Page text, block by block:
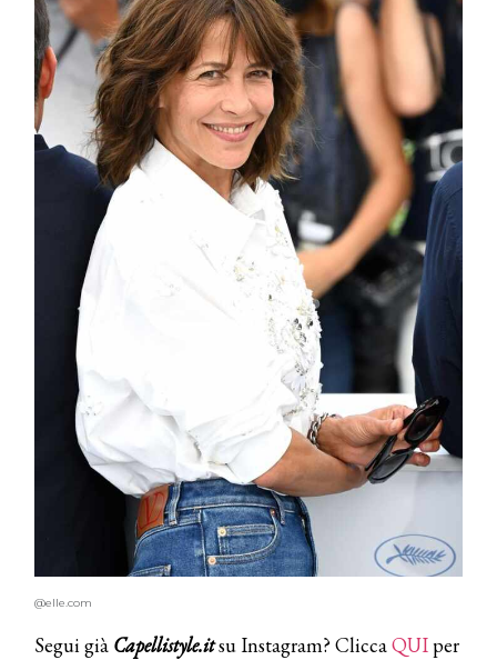
@elle.com
Segui già Capellistyle.itsu Instagram? CliccaQUIper
COSMOPROF WORLDWIDE BOLOGNA
Cosmprof Worldwide Bologna
presenta THE BEAUTY &
WELLNESS CONGRESS 2022: I
TEMI
DYSON
Dyson presenta la nuova collezione
pervinca e rosé per Natale
COTRIL
Continua la carrellata di look firmati
Cotril alla Festa del Cinema di Roma
TONI&GUY
A Natale regala una doppia
TONI&GUY “Feel Good Experience”!
LABEL.M lancia la sua innovativa ed
professionali
DAVINES